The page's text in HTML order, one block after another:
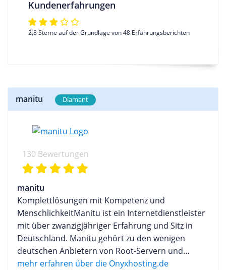
Kundenerfahrungen
2,8 Sterne auf der Grundlage von 48 Erfahrungsberichten
manitu Diamant
130 Bewertungen
manitu
Komplettlösungen mit Kompetenz und
MenschlichkeitManitu ist ein Internetdienstleister
mit über zwanzigjähriger Erfahrung und Sitz in
Deutschland. Manitu gehört zu den wenigen
deutschen Anbietern von Root-Servern und
Webhosting, mit einem vollständig eigenen
mehr erfahren über die Onyxhosting.de